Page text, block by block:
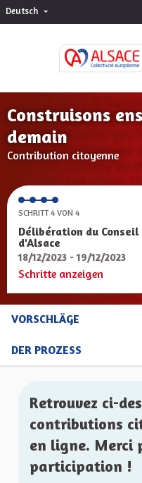
Deutsch Choisir la langue
Construisons
demain
Contribution citoyenne
SCHRITT 4 VON 4
Délibération du
d'Alsace
18/12/2023 - 19/12/2023
Schritte anzeigen
VORSCHLÄGE
DER PROZESS
Retrouvez ci-
contributions
en ligne. Merci
participation !